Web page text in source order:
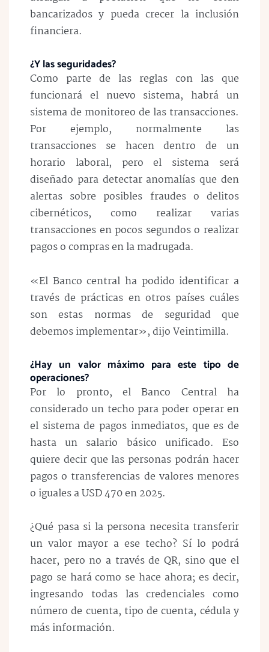
bancarizados y pueda crecer la inclusión
financiera.
¿Y las seguridades?
Como parte de las reglas con las que
funcionará el nuevo sistema, habrá un
sistema de monitoreo de las transacciones.
Por ejemplo, normalmente las
transacciones se hacen dentro de un
horario laboral, pero el sistema será
diseñado para detectar anomalías que den
alertas sobre posibles fraudes o delitos
cibernéticos, como realizar varias
transacciones en pocos segundos o realizar
pagos o compras en la madrugada.
«El Banco central ha podido identificar a
través de prácticas en otros países cuáles
son estas normas de seguridad que
debemos implementar», dijo Veintimilla.
¿Hay un valor máximo para este tipo de
operaciones?
Por lo pronto, el Banco Central ha
considerado un techo para poder operar en
el sistema de pagos inmediatos, que es de
hasta un salario básico unificado. Eso
quiere decir que las personas podrán hacer
pagos o transferencias de valores menores
o iguales a USD 470 en 2025.
¿Qué pasa si la persona necesita transferir
un valor mayor a ese techo? Sí lo podrá
hacer, pero no a través de QR, sino que el
pago se hará como se hace ahora; es decir,
ingresando todas las credenciales como
número de cuenta, tipo de cuenta, cédula y
más información.